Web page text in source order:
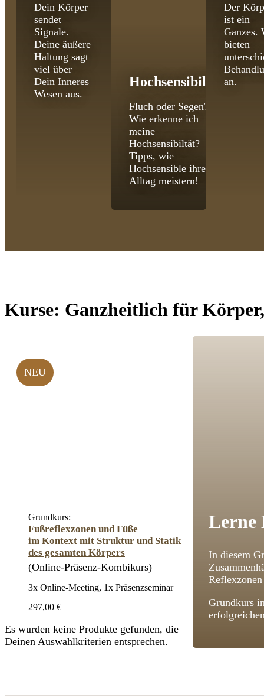
Dein Körper
sendet
Signale.
Deine äußere
Haltung sagt
viel über
Dein Inneres
Wesen aus.
Hochsensibilität
Fluch oder Segen?
Wie erkenne ich
meine
Hochsensibiltät?
Tipps, wie
Hochsensible ihren
Alltag meistern!
Der
ist ein
Ganzes.
bieten
an.
Kurse: Ganzheitlich für
NEU
Grundkurs:
Fußreflexzonen und Füße
im Kontext mit Struktur und Statik
des gesamten Körpers
(Online-Präsenz-Kombikurs)
3x Online-Meeting, 1x Präsenzseminar
297,00 €
Es wurden keine Produkte gefunden, die
Deinen Auswahlkriterien entsprechen.
Lerne
In diesem
Grundkurs